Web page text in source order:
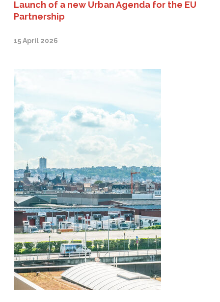
Launch of a new Urban Agenda for the EU
Partnership
15 April 2026